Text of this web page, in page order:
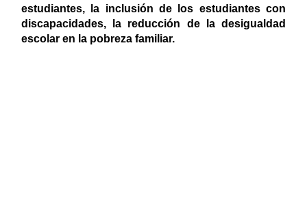
estudiantes, la inclusión de los estudiantes con
discapacidades, la reducción de la desigualdad
escolar en la pobreza familiar.